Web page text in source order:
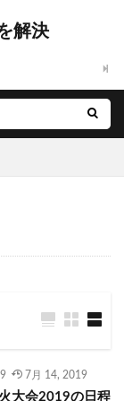
解決
7月 14, 2019
大会2019の日程